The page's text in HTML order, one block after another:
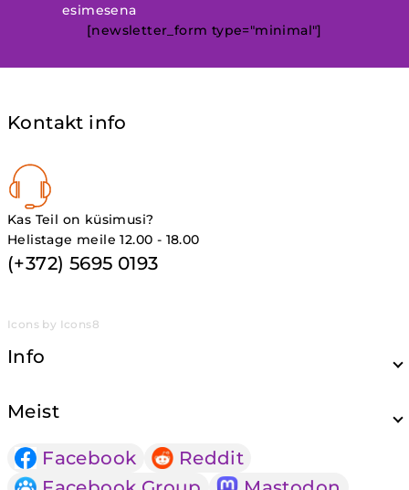
esimesena
[newsletter_form type="minimal"]
Kontakt info
Kas Teil on küsimusi?
Helistage meile 12.00 - 18.00
(+372) 5695 0193
Icons by Icons8
Info
Meist
Facebook
Reddit